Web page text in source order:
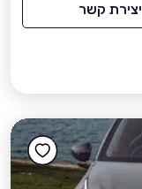
יצירת קשר